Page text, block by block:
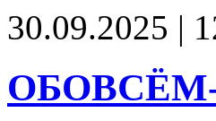
30.09.2025 |
ОБОВСЁМ-